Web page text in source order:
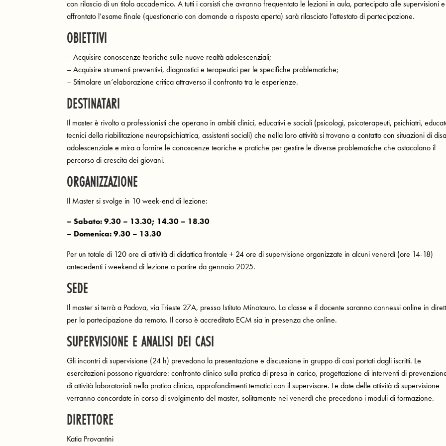
con rilascio di un titolo accademico. A tutti i corsisti che avranno frequentato le lezioni in aula, partecipato alle supervisioni e
affrontato l’esame finale (questionario con domande a risposta aperta) sarà rilasciato l’attestato di partecipazione.
OBIETTIVI
– Acquisire conoscenze teoriche sulle nuove realtà adolescenziali;
– Acquisire strumenti preventivi, diagnostici e terapeutici per le specifiche problematiche;
– Stimolare un’elaborazione critica attraverso il confronto tra le esperienze.
DESTINATARI
Il master è rivolto a professionisti che operano in ambiti clinici, educativi e sociali (psicologi, psicoterapeuti, psichiatri,
tecnici della riabilitazione neuropsichiatrica, assistenti sociali) che nella loro attività si trovano a contatto con situazioni di
adolescenziale e mira a fornire le conoscenze teoriche e pratiche per gestire le diverse problematiche che ostacolano il
percorso di crescita dei giovani.
ORGANIZZAZIONE
Il Master si svolge in 10 week-end di lezione:
– Sabato: 9.30 – 13.30; 14.30 – 18.30
– Domenica: 9.30 – 13.30
Per un totale di 120 ore di attività di didattica frontale + 24 ore di supervisione organizzate in alcuni venerdì (ore 14-18)
antecedenti i weekend di lezione a partire da gennaio 2025.
SEDE
Il master si terrà a Padova, via Trieste 27A, presso Istituto Minotauro. La classe e il docente saranno connessi online in
per la partecipazione da remoto. Il corso è accreditato ECM sia in presenza che online.
SUPERVISIONE E ANALISI DEI CASI
Gli incontri di supervisione (24 h) prevedono la presentazione e discussione in gruppo di casi portati dagli iscritti. Le
esercitazioni possono riguardare: confronto clinico sulla pratica di presa in carico, progettazione di interventi di
di attività laboratoriali nella pratica clinica, approfondimenti tematici con il supervisore. Le date delle attività di supervisione
verranno concordate in corso di svolgimento del master, solitamente nei venerdì che precedono i moduli di formazione.
DIRETTORE
Katia Provantini